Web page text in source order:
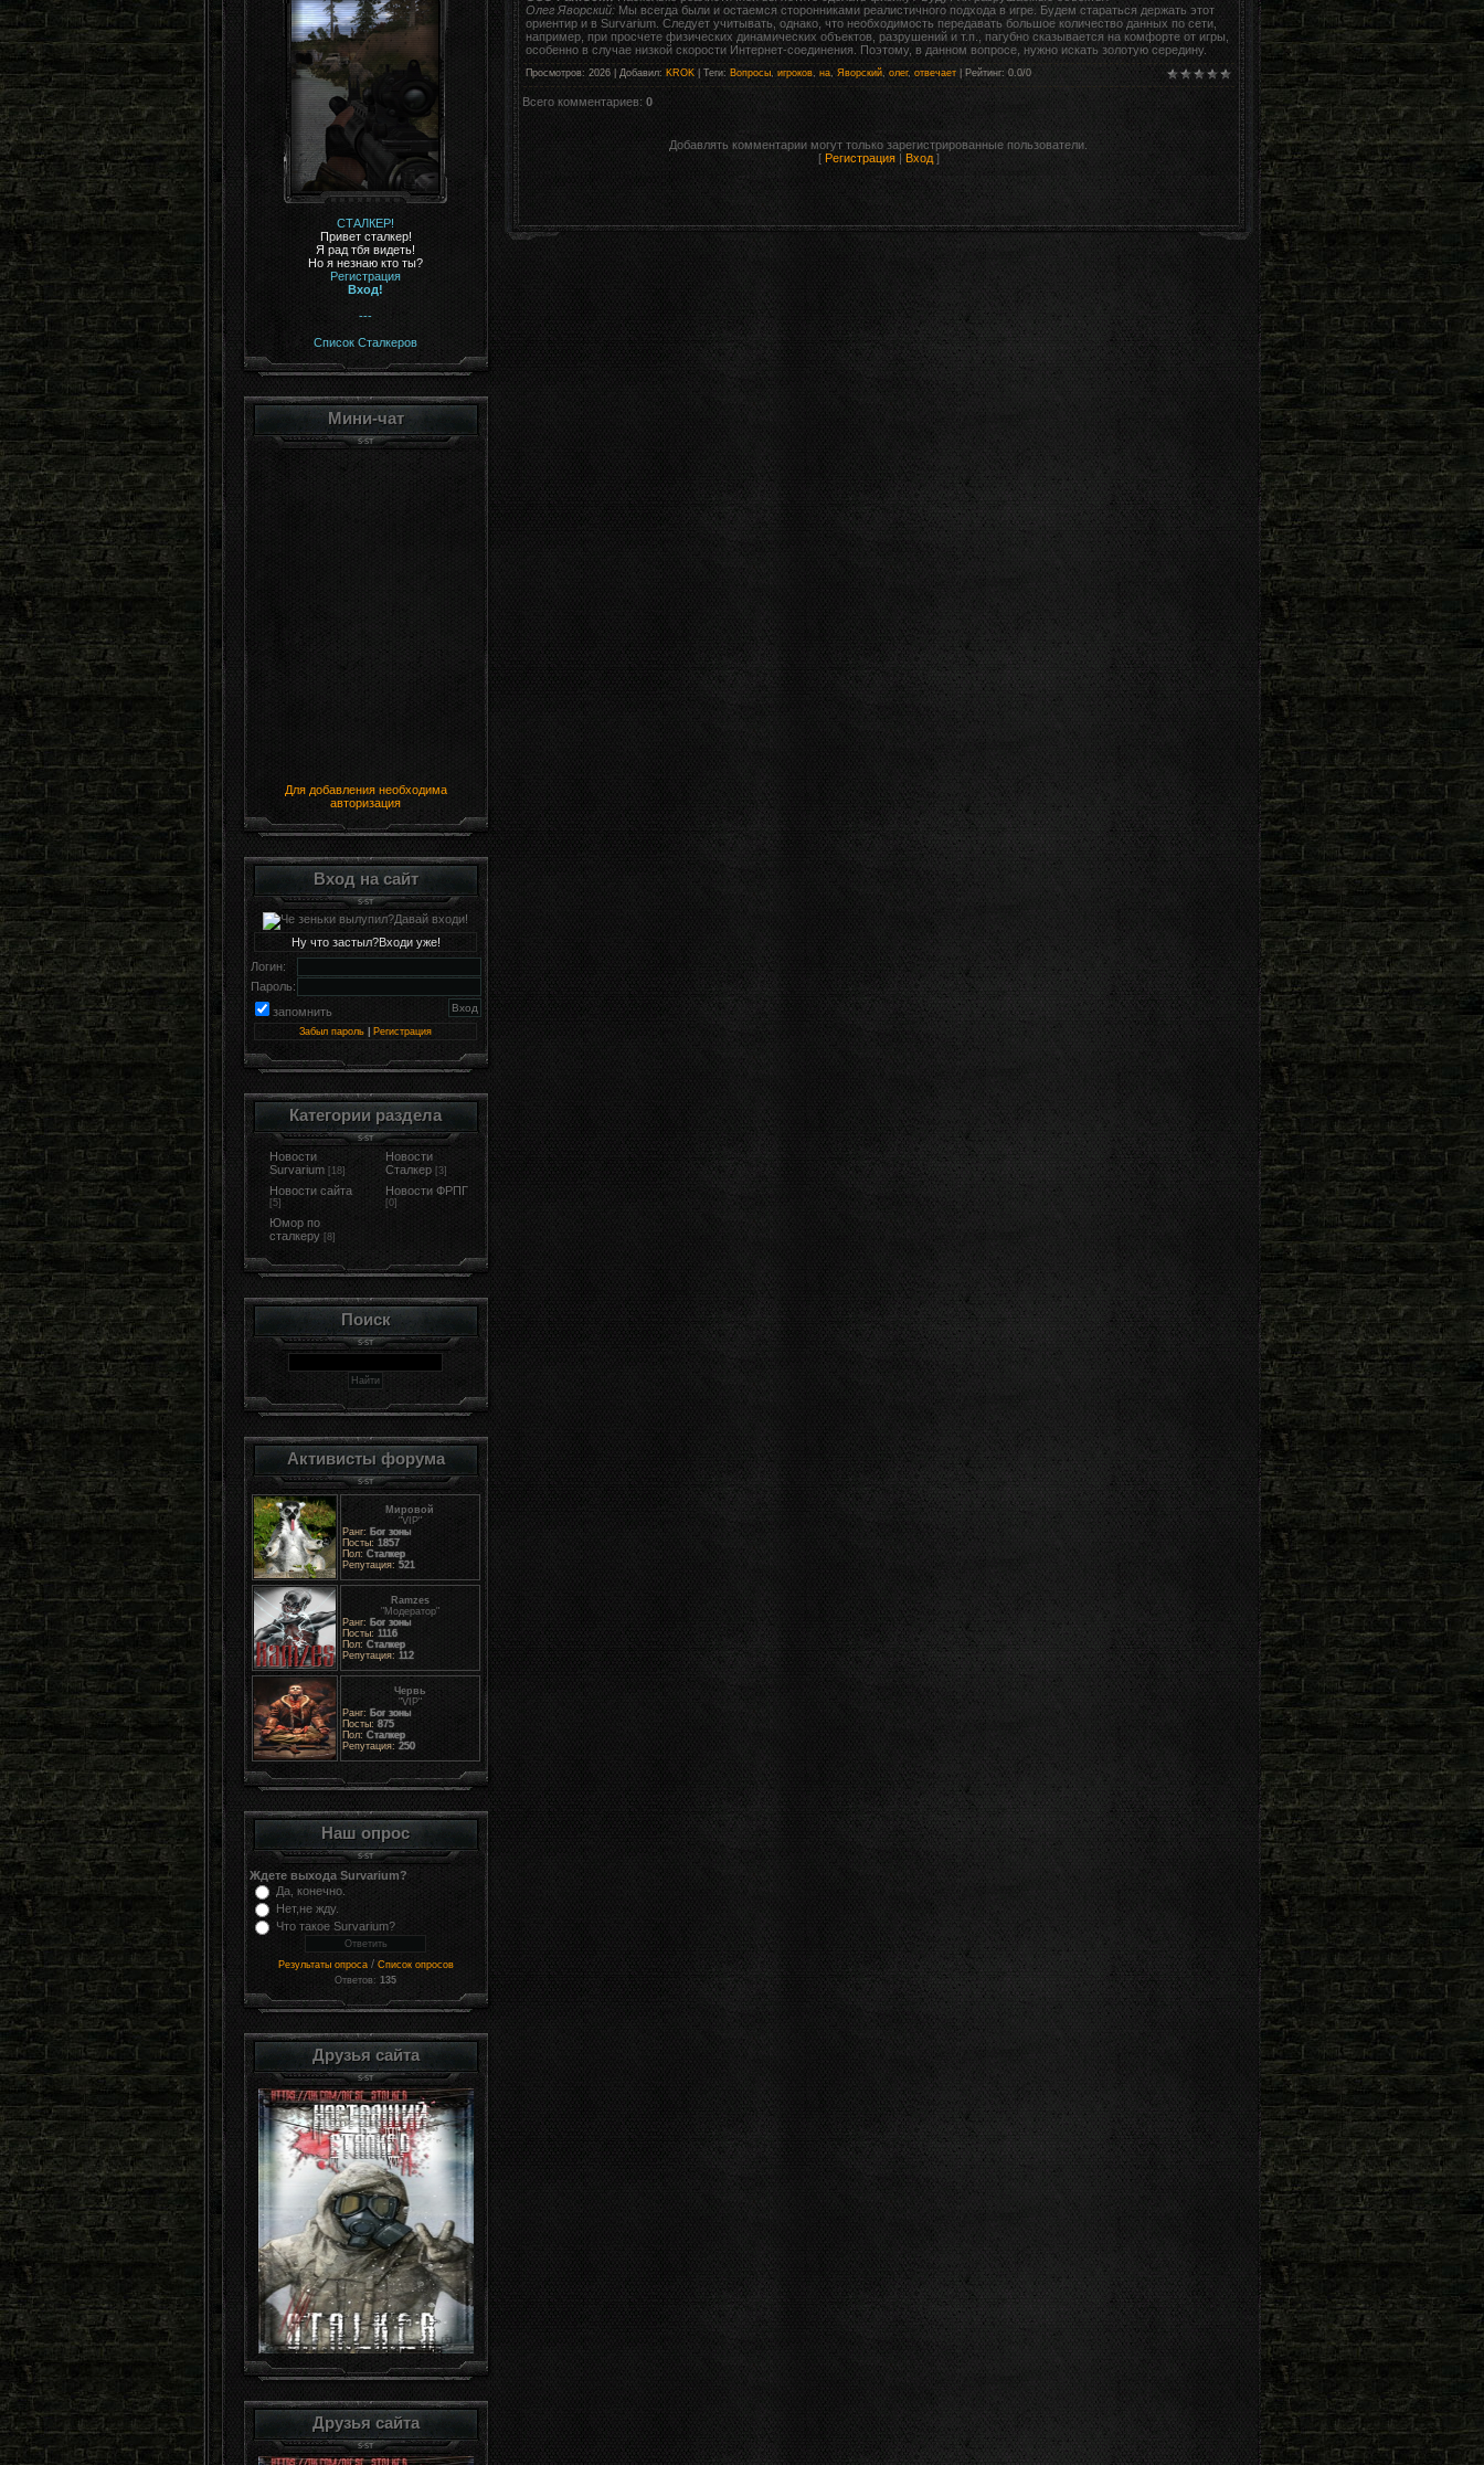
СТАЛКЕР!
Привет сталкер!
Я рад тбя видеть!
Но я незнаю кто ты?
Регистрация
Вход!
---
Список Сталкеров
Мини-чат
Для добавления необходима
авторизация
Вход на сайт
Ну что застыл?Входи уже!
Логин:
Пароль:
запомнить
Забыл пароль Регистрация
Категории раздела
Новости
Survarium [18]
Новости
Сталкер [3]
Новости сайта
[5]
Новости ФРПГ
[0]
Юмор по
сталкеру [8]
Поиск
Активисты форума
Мировой
"VIP"
Ранг: Бог зоны
Посты: 1857
Пол: Сталкер
Репутация: 521
Ramzes
"Модератор"
Ранг: Бог зоны
Посты: 1116
Пол: Сталкер
Репутация: 112
Червь
"VIP"
Ранг: Бог зоны
Посты: 875
Пол: Сталкер
Репутация: 250
Наш опрос
Ждете выхода Survarium?
Да, конечно.
Нет,не жду.
Что такое Survarium?
Результаты опроса/ Список опросов
Ответов: 135
Друзья сайта
Друзья сайта
Олег Яворский:Мы всегда были и остаемся сторонниками реалистичного подхода в игре. Будем стараться держать этот
ориентир и в Survarium. Следует учитывать, однако, что необходимость передавать большое количество данных по сети,
например, при просчете физических динамических объектов, разрушений и т.п., пагубно сказывается на комфорте от игры,
особенно в случае низкой скорости Интернет-соединения. Поэтому, в данном вопросе, нужно искать золотую середину.
Просмотров: 2026| Добавил: KROK | Теги: Вопросы, игроков, на, Яворский, олег, отвечает Рейтинг: 0.0/0
Всего комментариев: 0
Добавлять комментарии могут только зарегистрированные пользователи.
[ Регистрация| Вход]